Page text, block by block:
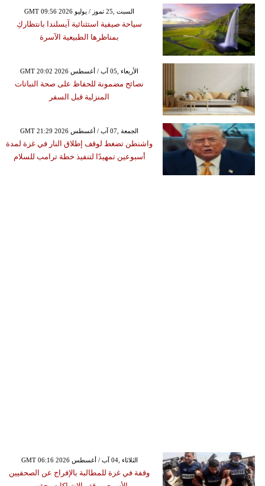
GMT 09:56 2026 السبت ,25 تموز / يوليو
سياحة صيفية استثنائية آيسلندا بانتظاركِ
بمناظرها الطبيعية الآسرة
GMT 20:02 2026 الأربعاء ,05 آب / أغسطس
نصائح مضمونة للحفاظ على صحة النباتات
المنزلية قبل السفر
GMT 21:29 2026 الجمعة ,07 آب / أغسطس
واشنطن تضغط لوقف إطلاق النار في غزة لمدة
أسبوعين تمهيدًا لتنفيذ خطة ترامب للسلام
GMT 06:16 2026 الثلاثاء ,04 آب / أغسطس
وقفة في غزة للمطالبة بالإفراج عن الصحفيين